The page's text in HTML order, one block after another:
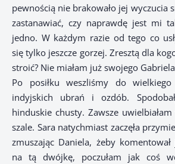
pewnością nie brakowało jej wyczucia
zastanawiać, czy naprawdę jest mi
jedno. W każdym razie od tego co
się tylko jeszcze gorzej. Zresztą dla
stroić? Nie miałam już swojego
Po posiłku weszliśmy do wielkiego
indyjskich ubrań i ozdób.
hinduskie chusty. Zawsze
szale. Sara natychmiast zaczęła
zmuszając Daniela, żeby
na tą dwójkę, poczułam jak coś